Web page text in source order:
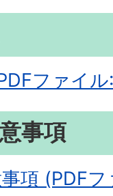
ファイ
事項
項 (PDF